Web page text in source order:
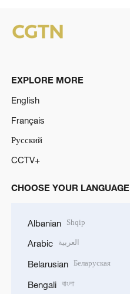
EXPLORE MORE
English
Français
Русский
CCTV+
CHOOSE YOUR LANGUAGE
Albanian Shqip
Arabic العربية
Belarusian Беларуская
Bengali বাংলা